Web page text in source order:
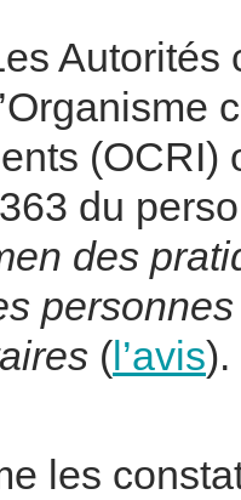
Autorités
(OCRI)
du
des
(l’avis).
les